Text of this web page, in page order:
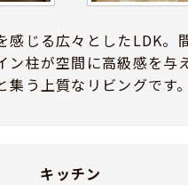
感じる広々としたLDK。
ン柱が空間に高級感を与
集う上質なリビングです。
キッチン